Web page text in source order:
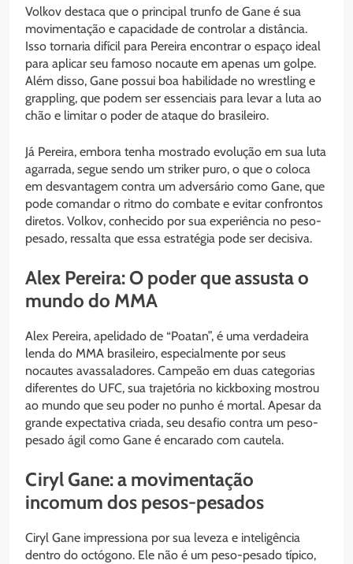
Volkov destaca que o principal trunfo de Gane é sua
movimentação e capacidade de controlar a distância.
Isso tornaria difícil para Pereira encontrar o espaço ideal
para aplicar seu famoso nocaute em apenas um golpe.
Além disso, Gane possui boa habilidade no wrestling e
grappling, que podem ser essenciais para levar a luta ao
chão e limitar o poder de ataque do brasileiro.
Já Pereira, embora tenha mostrado evolução em sua luta
agarrada, segue sendo um striker puro, o que o coloca
em desvantagem contra um adversário como Gane, que
pode comandar o ritmo do combate e evitar confrontos
diretos. Volkov, conhecido por sua experiência no peso-
pesado, ressalta que essa estratégia pode ser decisiva.
Alex Pereira: O poder que assusta o
mundo do MMA
Alex Pereira, apelidado de “Poatan”, é uma verdadeira
lenda do MMA brasileiro, especialmente por seus
nocautes avassaladores. Campeão em duas categorias
diferentes do UFC, sua trajetória no kickboxing mostrou
ao mundo que seu poder no punho é mortal. Apesar da
grande expectativa criada, seu desafio contra um peso-
pesado ágil como Gane é encarado com cautela.
Ciryl Gane: a movimentação
incomum dos pesos-pesados
Ciryl Gane impressiona por sua leveza e inteligência
dentro do octógono. Ele não é um peso-pesado típico,